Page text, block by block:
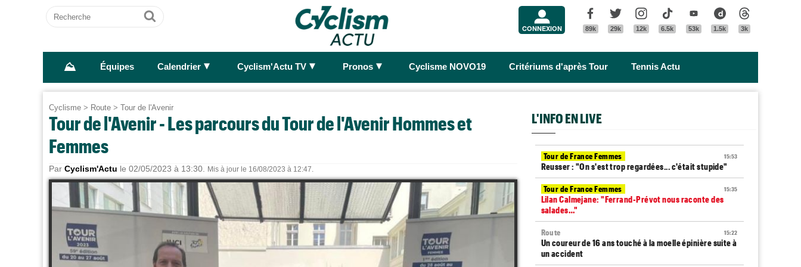
Recherche
Ok CONNEXION
Facebook
89k
Twitter
29k
Instagram
12k
Tik Tok
6.5k
Youtube
53k
Dailymotion
1.5k 3k
⛰ Équipes Calendrier ► Cyclism'Actu TV ► Pronos ► Cyclisme NOVO19 Critériums d'après Tour Tennis Actu
Cyclisme > Route > Tour de l'Avenir
Tour de l'Avenir - Les parcours du Tour de l'Avenir Hommes et
Femmes
Par Cyclism'Actu le 02/05/2023 à 13:30. Mis à jour le 16/08/2023 à 12:47.
L'INFO EN LIVE
15:53
Tour de France Femmes
Reusser : "On s'est trop regardées... c'était stupide"
15:35
Tour de France Femmes
Lilan Calmejane: "Ferrand-Prévot nous raconte des
salades…"
15:22
Route
Un coureur de 16 ans touché à la moelle épinière suite à
un accident